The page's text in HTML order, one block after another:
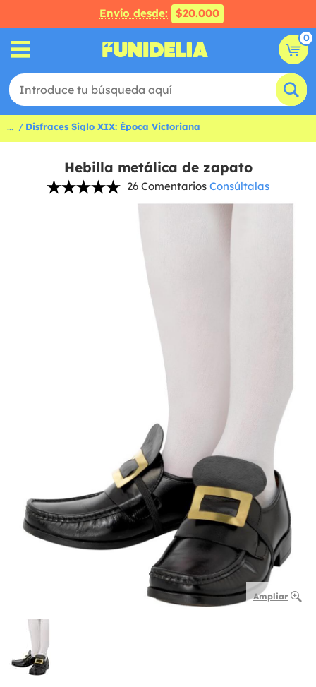
Envío desde: $20.000
0
... Disfraces Siglo XIX: Época Victoriana
Hebilla metálica de zapato
26 Comentarios Consúltalas
Ampliar